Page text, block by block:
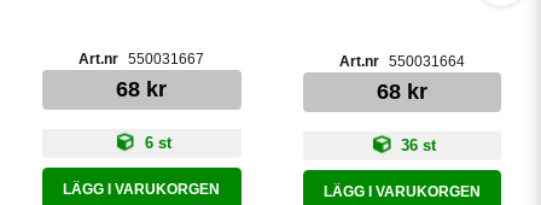
550031667
68 kr
6 st
LÄGG I VARUKORGEN
550031664
68 kr
36 st
LÄGG I VARUKORGEN